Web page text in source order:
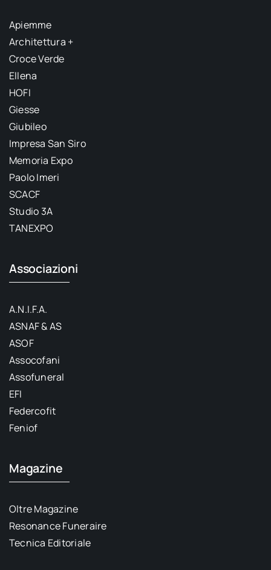
Apiemme
Architettura +
Croce Verde
Ellena
HOFI
Giesse
Giubileo
Impresa San Siro
Memoria Expo
Paolo Imeri
SCACF
Studio 3A
TANEXPO
Associazioni
A.N.I.F.A.
ASNAF & AS
ASOF
Assocofani
Assofuneral
EFI
Federcofit
Feniof
Magazine
Oltre Magazine
Resonance Funeraire
Tecnica Editoriale